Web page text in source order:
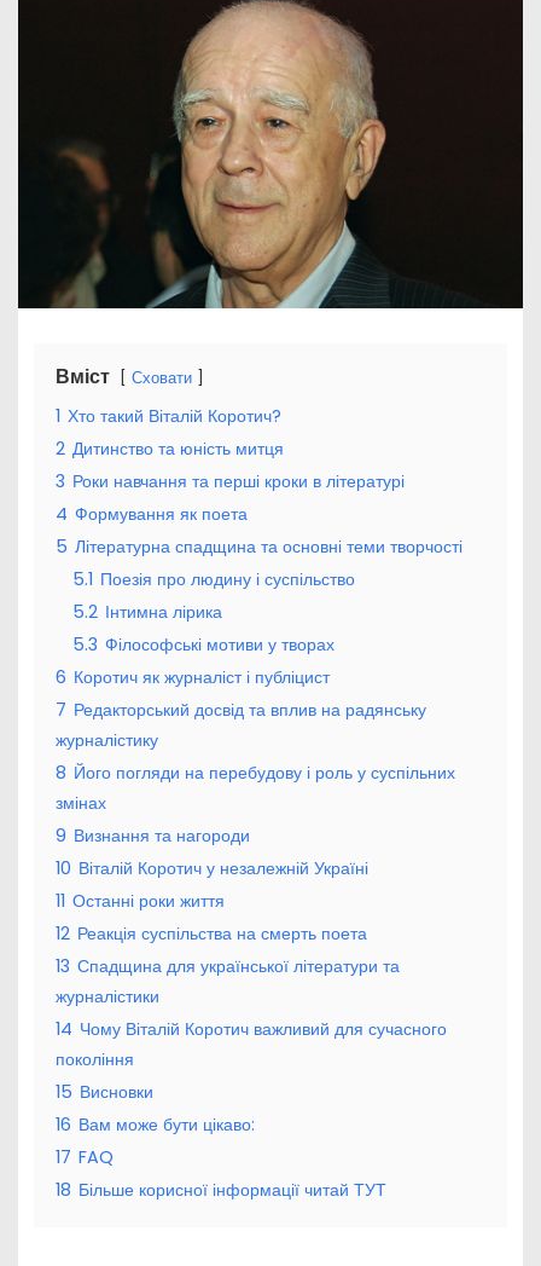
Вміст Сховати
1 Хто такий Віталій Коротич?
2 Дитинство та юність митця
3 Роки навчання та перші кроки в літературі
4 Формування як поета
5 Літературна спадщина та основні теми творчості
5.1 Поезія про людину і суспільство
5.2 Інтимна лірика
5.3 Філософські мотиви у творах
6 Коротич як журналіст і публіцист
7 Редакторський досвід та вплив на радянську
журналістику
8 Його погляди на перебудову і роль у суспільних
змінах
9 Визнання та нагороди
10 Віталій Коротич у незалежній Україні
11 Останні роки життя
12 Реакція суспільства на смерть поета
13 Спадщина для української літератури та
журналістики
14 Чому Віталій Коротич важливий для сучасного
покоління
15 Висновки
16 Вам може бути цікаво:
17 FAQ
18 Більше корисної інформації читай ТУТ